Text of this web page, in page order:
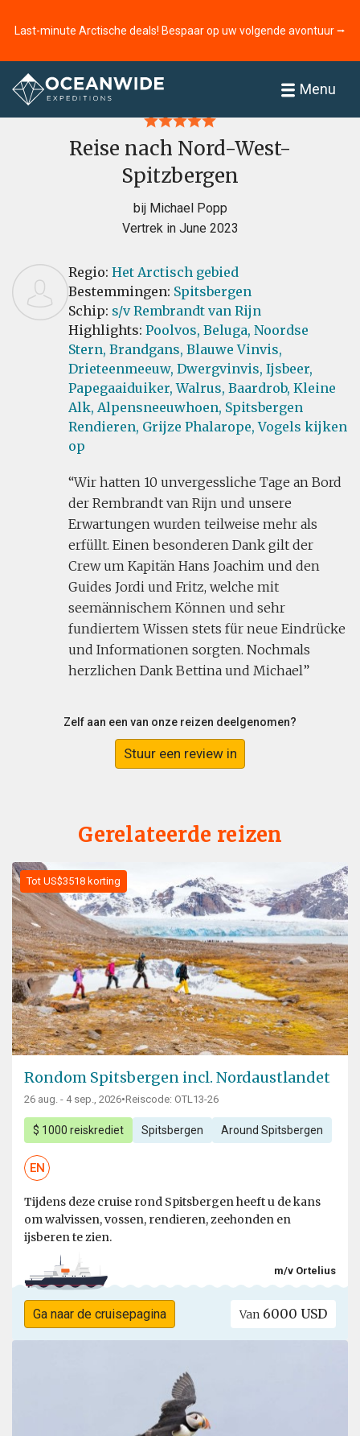
Last-minute Arctische deals! Bespaar op uw volgende avontuur ⭢
Menu
Home
Reise nach Nord-West-
Spitzbergen
bij Michael Popp
Vertrek in June 2023
Regio: Het Arctisch gebied
Bestemmingen: Spitsbergen
Schip: s/v Rembrandt van Rijn
Highlights: Poolvos, Beluga, Noordse
Stern, Brandgans, Blauwe Vinvis,
Drieteenmeeuw, Dwergvinvis, Ijsbeer,
Papegaaiduiker, Walrus, Baardrob, Kleine
Alk, Alpensneeuwhoen, Spitsbergen
Rendieren, Grijze Phalarope, Vogels kijken
op
Wir hatten 10 unvergessliche Tage an Bord
der Rembrandt van Rijn und unsere
Erwartungen wurden teilweise mehr als
erfüllt. Einen besonderen Dank gilt der
Crew um Kapitän Hans Joachim und den
Guides Jordi und Fritz, welche mit
seemännischem Können und sehr
fundiertem Wissen stets für neue Eindrücke
und Informationen sorgten. Nochmals
herzlichen Dank Bettina und Michael
Zelf aan een van onze reizen deelgenomen?
Stuur een review in
Gerelateerde reizen
Tot US$3518 korting
Rondom Spitsbergen incl. Nordaustlandet
26 aug. - 4 sep., 2026•Reiscode: OTL13-26
$ 1000 reiskrediet Spitsbergen Around Spitsbergen
EN
Tijdens deze cruise rond Spitsbergen heeft u de kans
om walvissen, vossen, rendieren, zeehonden en
ijsberen te zien.
m/v Ortelius
Ga naar de cruisepagina Van 6000 USD